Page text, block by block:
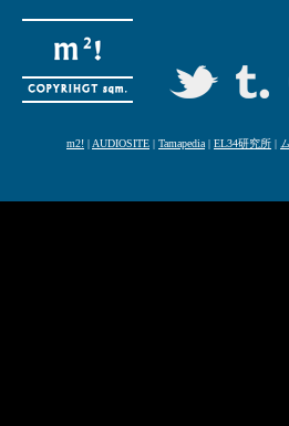
m2! | AUDIOSITE | Tamapedia | EL34研究所 |